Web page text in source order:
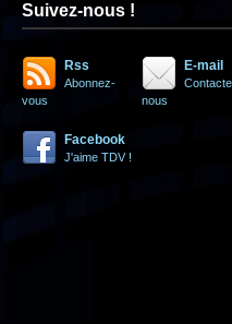
Suivez-nous !
Rss
Abonnez-
vous
E-mail
nous
Facebook
J'aime TDV !